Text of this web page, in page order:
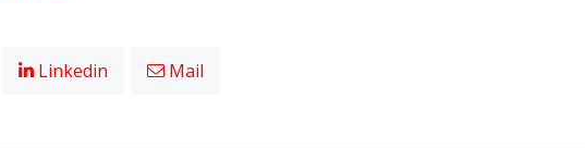
Linkedin Mail